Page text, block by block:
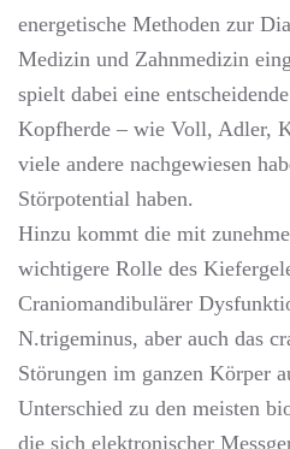
energetische Methoden zur
Medizin und Zahnmedizin
spielt dabei eine
Kopfherde – wie Voll, Adler,
viele andere nachgewiesen
Störpotential haben.
Hinzu kommt die mit
wichtigere Rolle des
Craniomandibulärer
N.trigeminus, aber auch das
Störungen im ganzen Körper
Unterschied zu den meisten
die sich elektronischer